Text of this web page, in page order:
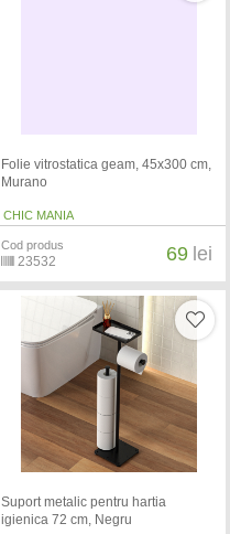
Folie vitrostatica geam, 45x300 cm,
Murano
CHIC MANIA
Cod produs
23532 69 lei
Suport metalic pentru hartia
igienica 72 cm, Negru